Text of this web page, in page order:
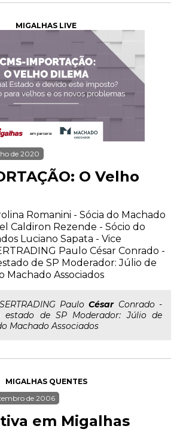
MIGALHAS LIVE
de 2020
O Velho
Romanini - Sócia do Machado
Caldiron Rezende - Sócio do
Luciano Sapata - Vice
Paulo César Conrado -
de SP Moderador: Júlio de
Machado Associados
PauloCésarConrado -
estado de SP Moderador: Júlio de
Machado Associados
MIGALHAS QUENTES
de 2006
em Migalhas